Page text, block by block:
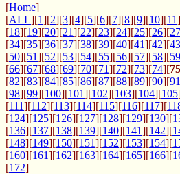
[Home]
[ALL][1][2][3][4][5][6][7][8][9][10][11
[18][19][20][21][22][23][24][25][26][27
[34][35][36][37][38][39][40][41][42][43
[50][51][52][53][54][55][56][57][58][59
[66][67][68][69][70][71][72][73][74][75
[82][83][84][85][86][87][88][89][90][91
[98][99][100][101][102][103][104][105
[111][112][113][114][115][116][117][
[124][125][126][127][128][129][130][
[136][137][138][139][140][141][142][
[148][149][150][151][152][153][154][
[160][161][162][163][164][165][166][
[172]